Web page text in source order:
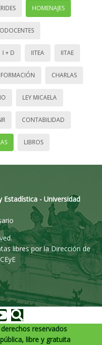
HOMENAJES
I + D IITEA IITAE
FORMACIÓN CHARLAS
LEY MICAELA
CONTABILIDAD
LIBROS
Estadística - Universidad
libres por la Dirección de
reservados
libre y gratuita